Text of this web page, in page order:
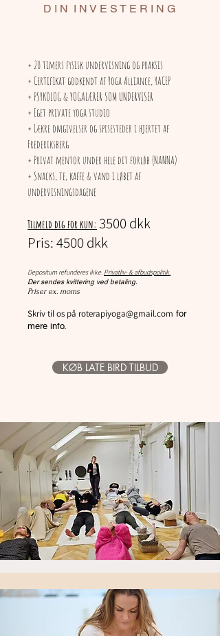
YOGA
UDDANNNELSE
KOMMENDE UDDANNELSE
OKTOBER: 3., 10., 24.,
2026
Weekend 1
Modul 1: Lørdag d. 3. oktober 2026
- Nervesytemet & stress
- Udbrændthed
Weekend 2
Modul 2: Lørdag d. 10. oktober 2026
- Truamer & kriser
- Undervisningsmetoder til stress og angstramte
- Pranayama, meditation & asanas til psykisk
sårbare
- Stemmeføring & aurosal
- Adjustment & alignment med fysioterapeut &
psykolog
Invester i din yogakarriere nu
D I N I N V E S T E R I N G
+ 20 timers fysisk undervisning og praksis
+ Certifikat godkendt af Yoga Alliance, YACEP
+ PSYKOLOG & YOGALÆRER SOM UNDERVISER
+ Eget private yoga studio
+ Lækre omgivelser og spisesteder i hjertet af
Frederiksberg
+ Privat mentor under hele dit forløb (NANNA)
+ Snacks, te, kaffe &vand i løbet af
undervisningsdagene
Tilmeld dig for kun: 3500 dkk
Pris: 4500 dkk
Depositum refunderes ikke. Privatliv- & afbudspolitik.
Der sendes kvittering ved betaling.
Priser ex. moms
Skriv til os på roterapiyoga@gmail.com for
mere info.
KØB LATE BIRD TILBUD